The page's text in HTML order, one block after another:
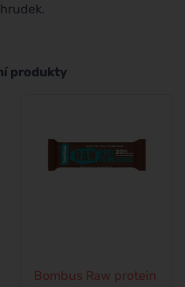
produkty
Bombus Raw protein